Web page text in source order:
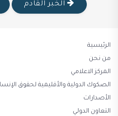
الخبر القادم
الرئيسية
من نحن
المركز الاعلامي
الصكوك الدولية والأقليمية لحقوق
الأصدارات
التعاون الدولي